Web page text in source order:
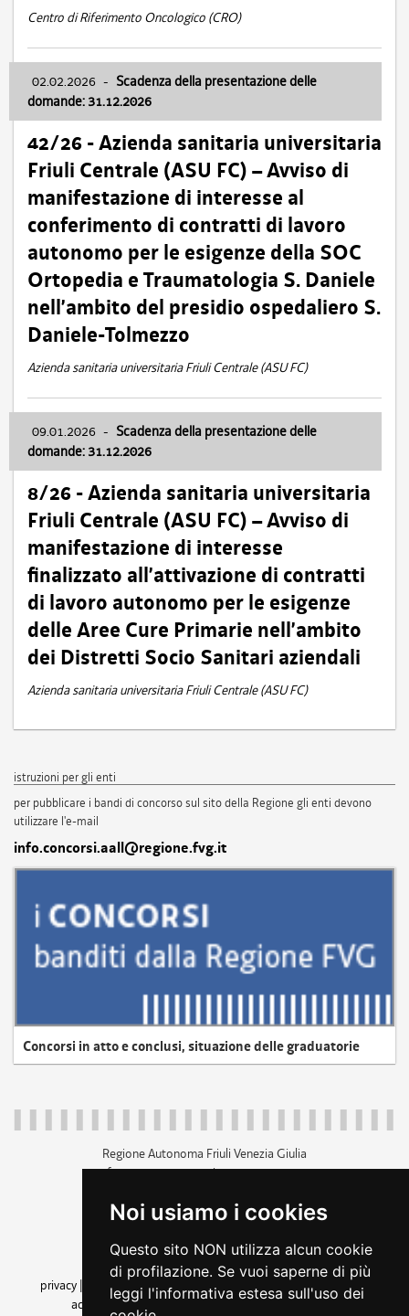
Noi usiamo i cookies
Questo sito NON utilizza alcun cookie
di profilazione. Se vuoi saperne di più
leggi l'informativa estesa sull'uso dei
Centro di Riferimento Oncologico (CRO)
02.02.2026 - Scadenza della presentazione delle
domande: 31.12.2026
42/26 - Azienda sanitaria universitaria
Friuli Centrale (ASU FC) – Avviso di
manifestazione di interesse al
conferimento di contratti di lavoro
autonomo per le esigenze della SOC
Ortopedia e Traumatologia S. Daniele
nell’ambito del presidio ospedaliero S.
Daniele-Tolmezzo
Azienda sanitaria universitaria Friuli Centrale (ASU FC)
09.01.2026 - Scadenza della presentazione delle
domande: 31.12.2026
8/26 - Azienda sanitaria universitaria
Friuli Centrale (ASU FC) – Avviso di
manifestazione di interesse
finalizzato all’attivazione di contratti
di lavoro autonomo per le esigenze
delle Aree Cure Primarie nell’ambito
dei Distretti Socio Sanitari aziendali
Azienda sanitaria universitaria Friuli Centrale (ASU FC)
istruzioni per gli enti
per pubblicare i bandi di concorso sul sito della Regione gli enti devono
utilizzare l'e-mail
info.concorsi.aall@regione.fvg.it
Concorsi in atto e conclusi, situazione delle graduatorie
Regione Autonoma Friuli Venezia Giulia
c.f. 80014930327; p.iva 00526040324
+39 040 3771111
amministrazione trasparente
privacy
cookie |note legali accessibilità
dichiarazione di
accessibilità| feedback cambio preferenze cookie